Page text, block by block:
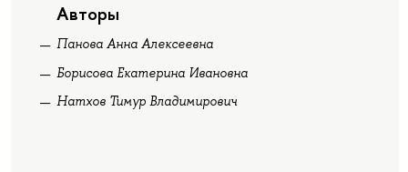
Авторы
Панова Анна Алексеевна
Борисова Екатерина Ивановна
Натхов Тимур Владимирович